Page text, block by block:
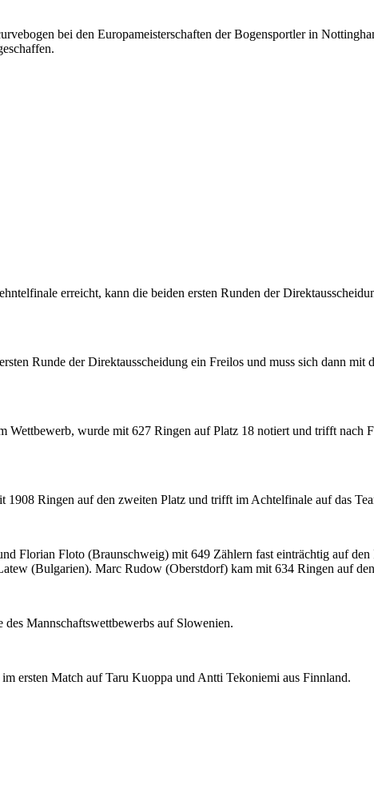
bei den Europameisterschaften der Bogensportler in
erreicht, kann die beiden ersten Runden der
Runde der Direktausscheidung ein Freilos und muss sich dann mit
Wettbewerb, wurde mit 627 Ringen auf Platz 18 notiert und trifft nach
Ringen auf den zweiten Platz und trifft im Achtelfinale auf das
Florian Floto (Braunschweig) mit 649 Zählern fast einträchtig auf
(Bulgarien). Marc Rudow (Oberstdorf) kam mit 634 Ringen auf
Mannschaftswettbewerbs auf Slowenien.
ersten Match auf Taru Kuoppa und Antti Tekoniemi aus Finnland.